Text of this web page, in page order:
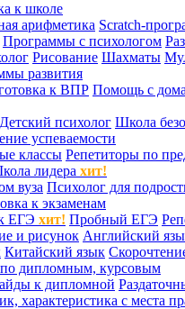
к школе
арифметика Scratch-
Программы с психологом
Рисование Шахматы
развития
к ВПР Помощь с
Детский психолог Школа
успеваемости
классы Репетиторы по
лидера хит!
вуза Психолог для
к экзаменам
ЕГЭ хит! Пробный ЕГЭ
и рисунок Английский
Китайский язык
по дипломным, курсовым
к дипломной
характеристика с места